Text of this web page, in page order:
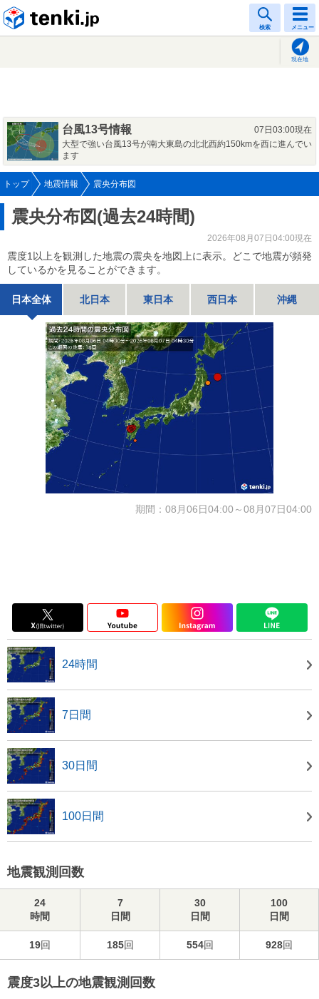
検索 メニュー
現在地
台風13号情報
07日03:00現在
大型で強い台風13号が南大東島の北北西約150kmを西に進んでい
ます
トップ 地震情報 震央分布図
震央分布図(過去24時間)
2026年08月07日04:00現在
震度1以上を観測した地震の震央を地図上に表示。どこで地震が頻発
しているかを見ることができます。
日本全体 北日本 東日本 西日本 沖縄
期間：08月06日04:00～08月07日04:00
24時間
7日間
30日間
100日間
地震観測回数
24
時間
7
日間
30
日間
100
日間
19回 185回 554回 928回
震度3以上の地震観測回数